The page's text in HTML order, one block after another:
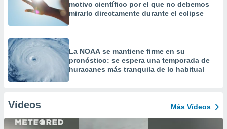
motivo científico por el que no debemos
mirarlo directamente durante el eclipse
La NOAA se mantiene firme en su
pronóstico: se espera una temporada de
huracanes más tranquila de lo habitual
Vídeos Más Vídeos